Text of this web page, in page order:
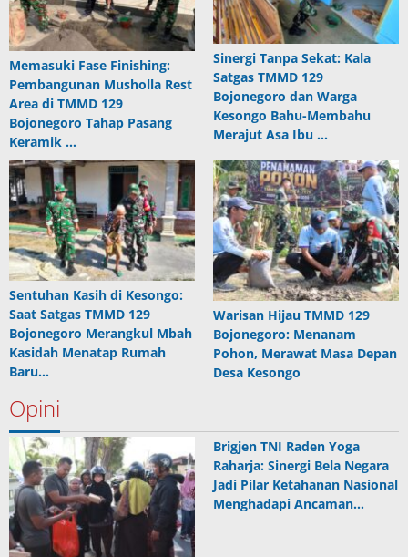
Memasuki Fase Finishing:
Pembangunan Musholla Rest
Area di TMMD 129
Bojonegoro Tahap Pasang
Keramik …
Sinergi Tanpa Sekat: Kala
Satgas TMMD 129
Bojonegoro dan Warga
Kesongo Bahu-Membahu
Merajut Asa Ibu …
Sentuhan Kasih di Kesongo:
Saat Satgas TMMD 129
Bojonegoro Merangkul Mbah
Kasidah Menatap Rumah
Baru…
Warisan Hijau TMMD 129
Bojonegoro: Menanam
Pohon, Merawat Masa Depan
Desa Kesongo
Opini
Brigjen TNI Raden Yoga
Raharja: Sinergi Bela Negara
Jadi Pilar Ketahanan Nasional
Menghadapi Ancaman…